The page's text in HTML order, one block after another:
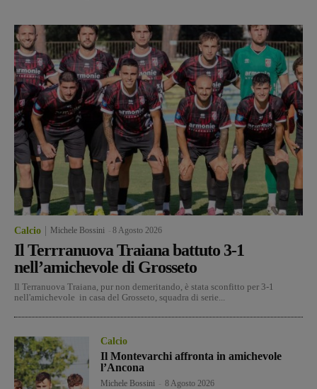
Calcio Michele Bossini 8 Agosto 2026
Il Terrranuova Traiana battuto 3-1
nell’amichevole di Grosseto
Il Terranuova Traiana, pur non demeritando, è stata sconfitto per 3-1
nell'amichevole in casa del Grosseto, squadra di serie...
Calcio
Il Montevarchi affronta in amichevole
l’Ancona
Michele Bossini 8 Agosto 2026